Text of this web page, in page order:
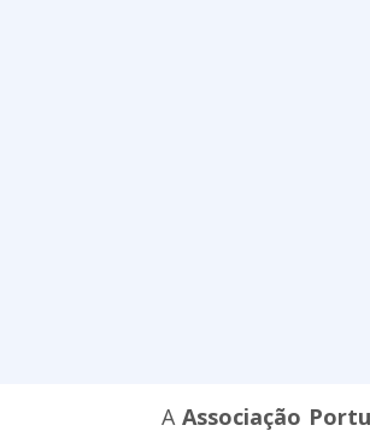
AAssociação